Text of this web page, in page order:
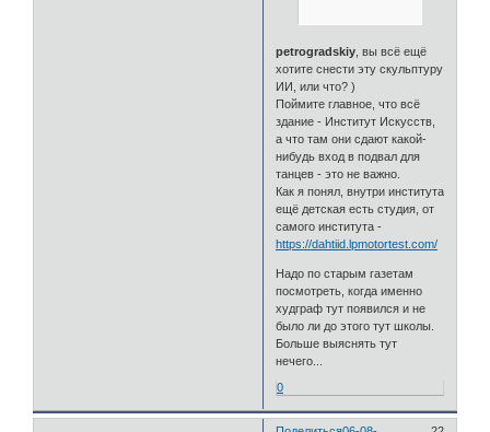
petrogradskiy , вы всё ещё
хотите снести эту скульптуру
ИИ, или что? )
Поймите главное, что всё
здание - Институт Искусств,
а что там они сдают какой-
нибудь вход в подвал для
танцев - это не важно.
Как я понял, внутри института
ещё детская есть студия, от
самого института -
https://dahtiid.lpmotortest.com/
Надо по старым газетам
посмотреть, когда именно
худграф тут появился и не
было ли до этого тут школы.
Больше выяснять тут
нечего...
0